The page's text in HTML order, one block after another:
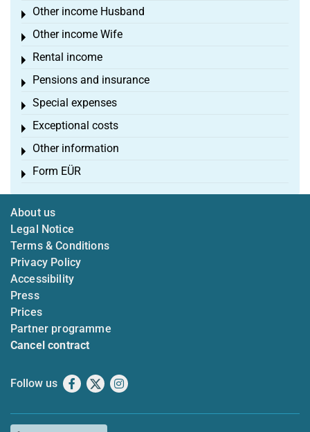
Other income Husband
Toggle menu
Other income Wife
Toggle menu
Rental income
Toggle menu
Pensions and insurance
Toggle menu
Special expenses
Toggle menu
Exceptional costs
Toggle menu
Other information
Toggle menu
Form EÜR
Toggle menu
About us
Legal Notice
Terms & Conditions
Privacy Policy
Accessibility
Press
Prices
Partner programme
Cancel contract
Follow us Facebook
X Instagram